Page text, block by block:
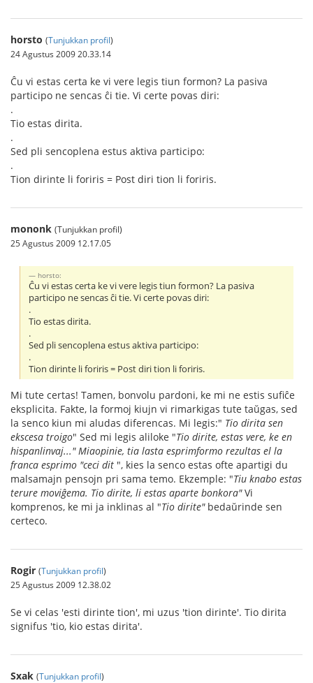
horsto (Tunjukkan profil)
24 Agustus 2009 20.33.14
Ĉu vi estas certa ke vi vere legis tiun formon? La pasiva
participo ne sencas ĉi tie. Vi certe povas diri:
.
Tio estas dirita.
.
Sed pli sencoplena estus aktiva participo:
.
Tion dirinte li foriris = Post diri tion li foriris.
mononk (Tunjukkan profil)
25 Agustus 2009 12.17.05
horsto:
Ĉu vi estas certa ke vi vere legis tiun formon? La pasiva
participo ne sencas ĉi tie. Vi certe povas diri:
.
Tio estas dirita.
.
Sed pli sencoplena estus aktiva participo:
.
Tion dirinte li foriris = Post diri tion li foriris.
Mi tute certas! Tamen, bonvolu pardoni, ke mi ne estis sufiĉe
eksplicita. Fakte, la formoj kiujn vi rimarkigas tute taŭgas, sed
la senco kiun mi aludas diferencas. Mi legis:" Tio dirita sen
ekscesa troigo" Sed mi legis aliloke "Tio dirite, estas vere, ke en
hispanlinvaj..." Miaopinie, tia lasta esprimformo rezultas el la
franca esprimo "ceci dit ", kies la senco estas ofte apartigi du
malsamajn pensojn pri sama temo. Ekzemple: "Tiu knabo estas
terure moviĝema. Tio dirite, li estas aparte bonkora"Vi
komprenos, ke mi ja inklinas al "Tio dirite"bedaŭrinde sen
certeco.
Rogir (Tunjukkan profil)
25 Agustus 2009 12.38.02
Se vi celas 'esti dirinte tion', mi uzus 'tion dirinte'. Tio dirita
signifus 'tio, kio estas dirita'.
Sxak (Tunjukkan profil)